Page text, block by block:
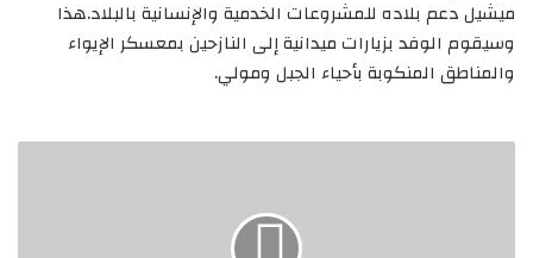
ميشيل دعم بلاده للمشروعات الخدمية والإنسانية بالبلاد.هذا
وسيقوم الوفد بزيارات ميدانية إلى النازحين بمعسكر الإيواء
والمناطق المنكوبة بأحياء الجبل ومولي.
📌